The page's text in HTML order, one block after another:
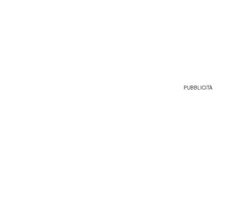
ha la possibilità di spingere di
vantaggio con un tiro che sorprende